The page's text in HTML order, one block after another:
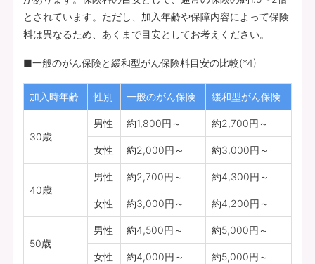
とされています。ただし、加入年齢や保障内容によって保険
料は異なるため、あくまで目安としてお考えください。
■一般のがん保険と緩和型がん保険料目安の比較(*4)
加入時年齢 性別 一般のがん保険 緩和型がん保険
30歳
男性 約1,800円～ 約2,700円～
女性 約2,000円～ 約3,000円～
40歳
男性 約2,700円～ 約4,300円～
女性 約3,000円～ 約4,200円～
50歳
男性 約4,500円～ 約5,000円～
女性 約4,000円～ 約5,000円～